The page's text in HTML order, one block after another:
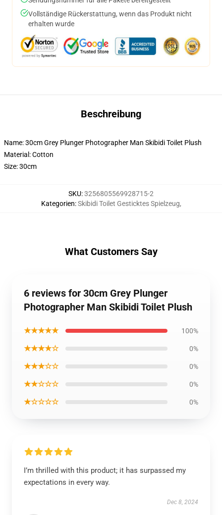
Vollständige Rückerstattung, wenn das Produkt nicht
erhalten wurde
Beschreibung
Name: 30cm Grey Plunger Photographer Man Skibidi Toilet Plush
Material: Cotton
Size: 30cm
SKU:3256805569928715-2
Kategorien:Skibidi Toilet Gesticktes Spielzeug,
What Customers Say
6 reviews for 30cm Grey Plunger
Photographer Man Skibidi Toilet Plush
★★★★★ 100%
★★★★☆ 0%
★★★☆☆ 0%
★★☆☆☆ 0%
★☆☆☆☆ 0%
I’m thrilled with this product; it has surpassed my
expectations in every way.
Dec 8, 2024